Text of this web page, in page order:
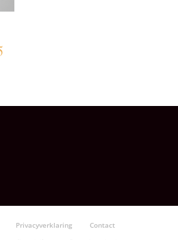
Privacyverklaring
Contact